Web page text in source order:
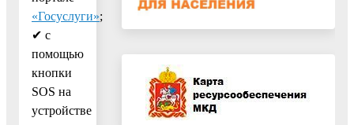
«Госуслуги»;
✔ с
помощью
кнопки
SOS на
устройстве